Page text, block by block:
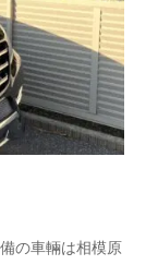
の車輛は相模原